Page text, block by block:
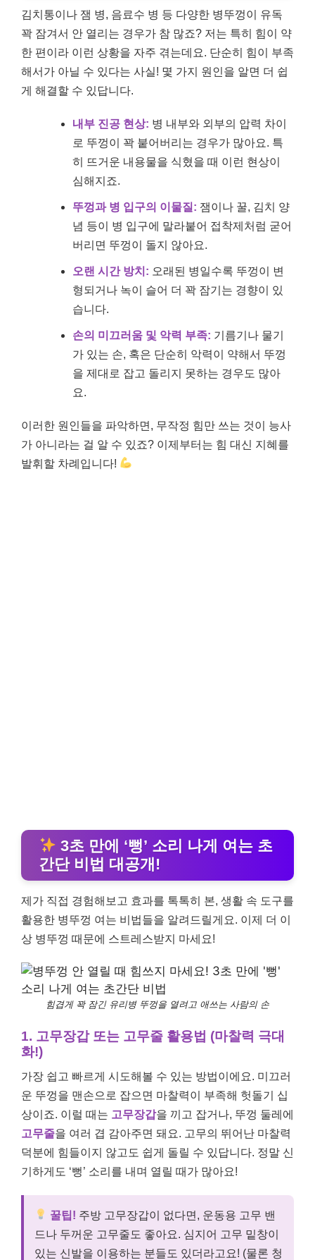
김치통이나 잼 병, 음료수 병 등 다양한 병뚜껑이 유독
꽉 잠겨서 안 열리는 경우가 참 많죠? 저는 특히 힘이 약
한 편이라 이런 상황을 자주 겪는데요. 단순히 힘이 부족
해서가 아닐 수 있다는 사실! 몇 가지 원인을 알면 더 쉽
게 해결할 수 있답니다.
내부 진공 현상: 병 내부와 외부의 압력 차이
로 뚜껑이 꽉 붙어버리는 경우가 많아요. 특
히 뜨거운 내용물을 식혔을 때 이런 현상이
심해지죠.
뚜껑과 병 입구의 이물질: 잼이나 꿀, 김치 양
념 등이 병 입구에 말라붙어 접착제처럼 굳어
버리면 뚜껑이 돌지 않아요.
오랜 시간 방치: 오래된 병일수록 뚜껑이 변
형되거나 녹이 슬어 더 꽉 잠기는 경향이 있
습니다.
손의 미끄러움 및 악력 부족: 기름기나 물기
가 있는 손, 혹은 단순히 악력이 약해서 뚜껑
을 제대로 잡고 돌리지 못하는 경우도 많아
요.
이러한 원인들을 파악하면, 무작정 힘만 쓰는 것이 능사
가 아니라는 걸 알 수 있죠? 이제부터는 힘 대신 지혜를
발휘할 차례입니다!
3초 만에 ‘뻥’ 소리 나게 여는 초
간단 비법 대공개!
제가 직접 경험해보고 효과를 톡톡히 본, 생활 속 도구를
활용한 병뚜껑 여는 비법들을 알려드릴게요. 이제 더 이
상 병뚜껑 때문에 스트레스받지 마세요!
힘겹게 꽉 잠긴 유리병 뚜껑을 열려고 애쓰는 사람의 손
1. 고무장갑 또는 고무줄 활용법 (마찰력 극대
화!)
가장 쉽고 빠르게 시도해볼 수 있는 방법이에요. 미끄러
운 뚜껑을 맨손으로 잡으면 마찰력이 부족해 헛돌기 십
상이죠. 이럴 때는 고무장갑을 끼고 잡거나, 뚜껑 둘레에
고무줄을 여러 겹 감아주면 돼요. 고무의 뛰어난 마찰력
덕분에 힘들이지 않고도 쉽게 돌릴 수 있답니다. 정말 신
기하게도 ‘뻥’ 소리를 내며 열릴 때가 많아요!
꿀팁! 주방 고무장갑이 없다면, 운동용 고무 밴
드나 두꺼운 고무줄도 좋아요. 심지어 고무 밑창이
있는 신발을 이용하는 분들도 있더라고요! (물론 청